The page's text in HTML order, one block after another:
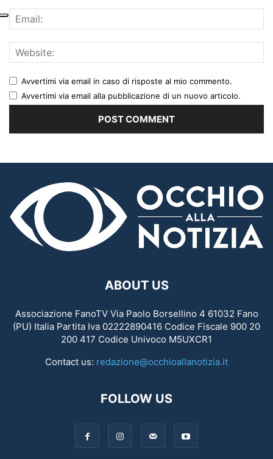
Avvertimi via email in caso di risposte al mio commento.
Avvertimi via email alla pubblicazione di un nuovo articolo.
ABOUT US
Associazione FanoTV Via Paolo Borsellino 4 61032 Fano
(PU) Italia Partita Iva 02222890416 Codice Fiscale 900 20
200 417 Codice Univoco M5UXCR1
Contact us: redazione@occhioallanotizia.it
FOLLOW US